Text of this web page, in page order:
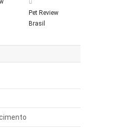
Pet Review
Brasil